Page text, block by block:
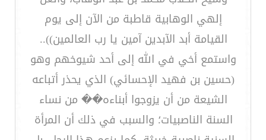
إلهي الوهابية قاطبة من الآن إلى يوم
القيامة أبد الآبدين آمين يا رب العالمين))..
واستمع أخي في الله إلى أحد شيوخهم وهو
(حسين بن فهيد الإحسائي) الذي يحذر أتباعه
الشيعة من أن يزوجوا أبناءه�� من نساء
السنة الناصبيات؛ والسبب في ذلك أن المرأة